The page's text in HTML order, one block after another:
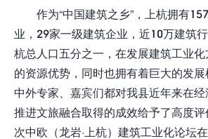
作为“中国建筑之乡”，上杭拥有
业，29家一级建筑企业，近10万建筑
杭总人口五分之一，在发展建筑工业
的资源优势，同时也拥有着巨大的发展
中外专家、嘉宾们都对我县近年来在
推进文旅融合取得的成效给予了高度
次中欧（龙岩·上杭）建筑工业化论坛